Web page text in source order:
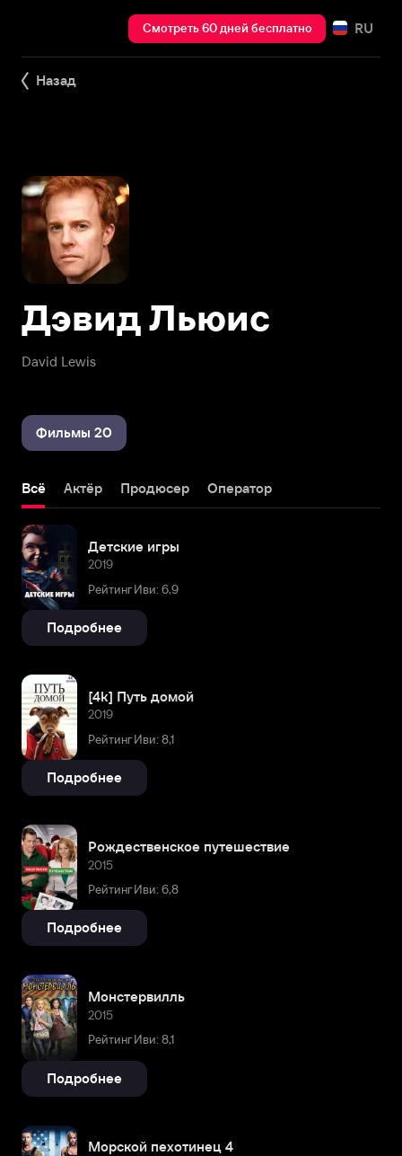
Смотреть 60 дней бесплатно RU
Назад
David Lewis
Дэвид Льюис
Фильмы 20
Всё Актёр Продюсер Оператор
Детские игры
2019
Рейтинг Иви: 6,9
Подробнее
[4k] Путь домой
2019
Рейтинг Иви: 8,1
Подробнее
Рождественское путешествие
2015
Рейтинг Иви: 6,8
Подробнее
Монстервилль
2015
Рейтинг Иви: 8,1
Подробнее
Морской пехотинец 4